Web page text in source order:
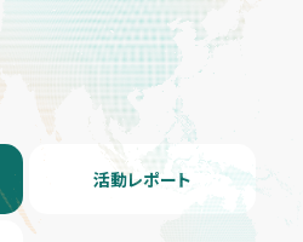
活動レポート